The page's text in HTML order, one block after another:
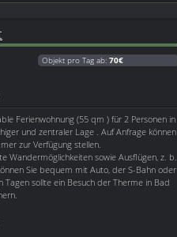
Objekt pro Tag ab: 70€
Ferienwohnung (55 qm ) für 2 Personen in
und zentraler Lage . Auf Anfrage können
zur Verfügung stellen.
Wandermöglichkeiten sowie Ausflügen, z. b.
Sie bequem mit Auto, der S-Bahn oder
Tagen sollte ein Besuch der Therme in Bad